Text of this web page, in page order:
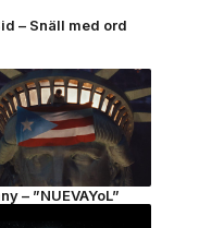
– Snäll med ord
– ”NUEVAYoL”